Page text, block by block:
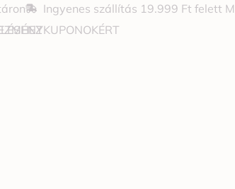
Ingyenes szállítás 19.999 Ft felett